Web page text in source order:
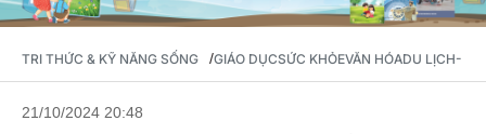
TRI THỨC & KỸ NĂNG SỐNG /GIÁO DỤCSỨC KHỎEVĂN HÓADU LỊCH-
21/10/2024 20:48